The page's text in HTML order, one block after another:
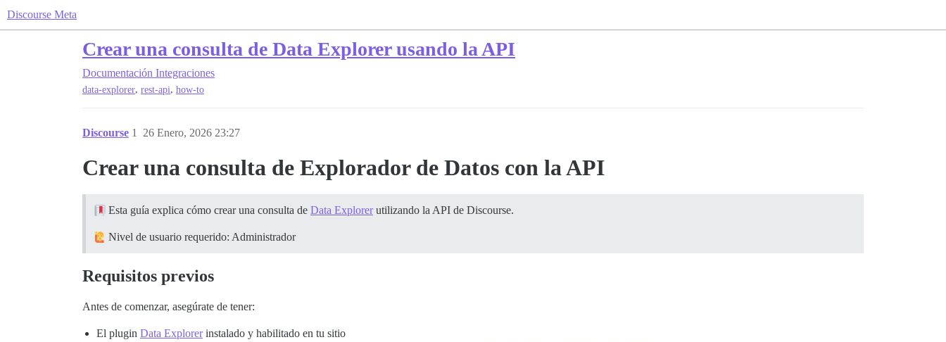
Discourse Meta
Crear una consulta de Data Explorer usando la API
Documentación Integraciones
data-explorer, rest-api, how-to
Discourse 26 Enero, 2026 23:27
1
Crear una consulta de Explorador de Datos con la API
Esta guía explica cómo crear una consulta de Data Explorerutilizando la API de Discourse.
Nivel de usuario requerido: Administrador
Requisitos previos
Antes de comenzar, asegúrate de tener:
El plugin Data Explorerinstalado y habilitado en tu sitio